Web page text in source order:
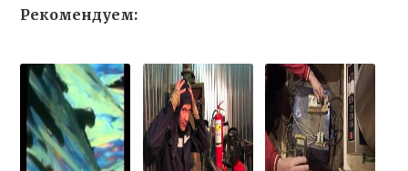
Рекомендуем: